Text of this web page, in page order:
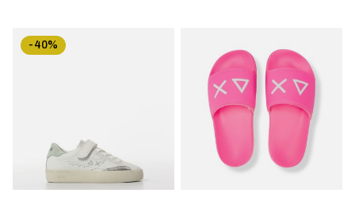
-40%